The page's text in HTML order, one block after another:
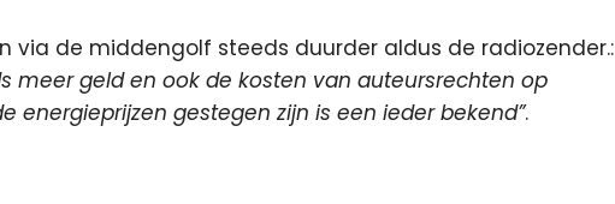
via de middengolf steeds duurder aldus de radiozender.:
meer geld en ook de kosten van auteursrechten op
energieprijzen gestegen zijn is een ieder bekend”.